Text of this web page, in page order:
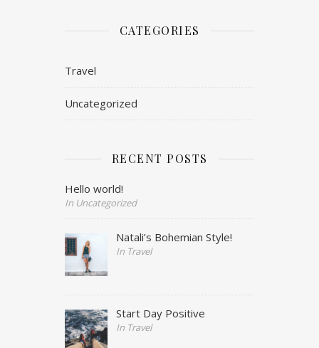
CATEGORIES
Travel
Uncategorized
RECENT POSTS
Hello world!
In Uncategorized
Natali’s Bohemian Style!
In Travel
Start Day Positive
In Travel